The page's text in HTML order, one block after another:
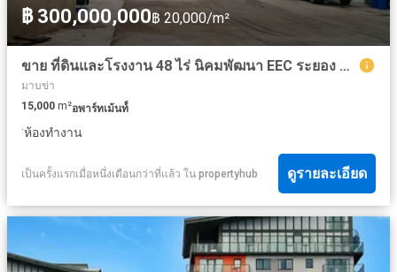
฿ 300,000,000฿ 20,000/m²
ขาย ที่ดินและโรงงาน 48 ไร่ นิคมพัฒนา EEC ระยอง พร้อมดำเนินธุรกิจ
มาบข่า
15,000 m²อพาร์ทเม้นท์์
·ห้องทำงาน
เป็นครั้งแรกเมื่อหนึ่งเดือนกว่าที่แล้ว ใน propertyhub ดูรายละเอียด